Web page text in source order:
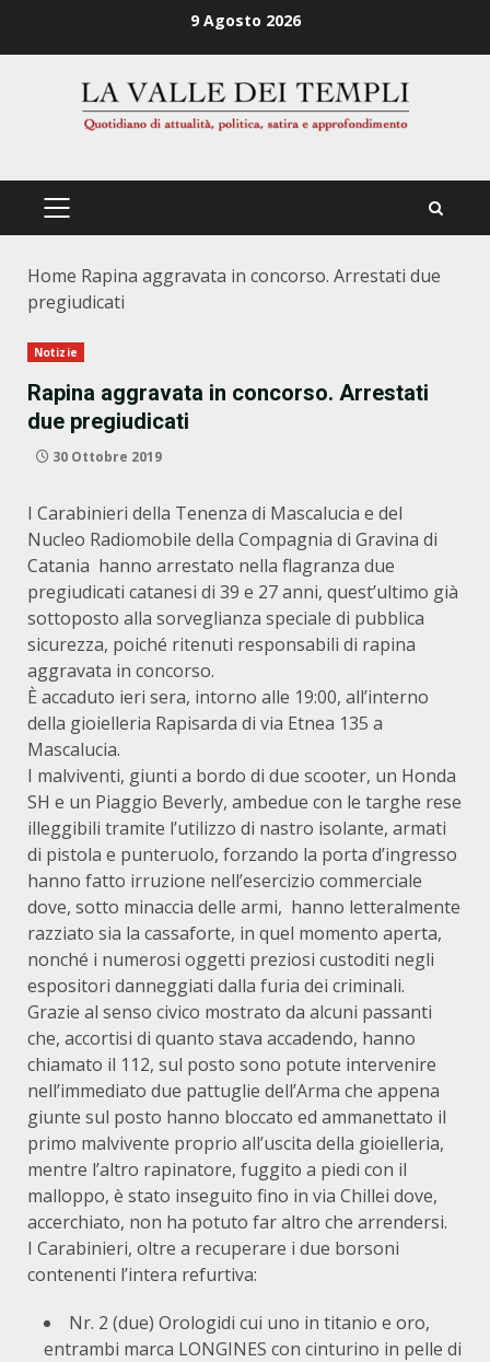
9 Agosto 2026
PRIMÄRES
Home Rapina aggravata in concorso. Arrestati due
pregiudicati
Notizie
Rapina aggravata in concorso. Arrestati
due pregiudicati
30 Ottobre 2019
I Carabinieri della Tenenza di Mascalucia e del
Nucleo Radiomobile della Compagnia di Gravina di
Catania hanno arrestato nella flagranza due
pregiudicati catanesi di 39 e 27 anni, quest’ultimo già
sottoposto alla sorveglianza speciale di pubblica
sicurezza, poiché ritenuti responsabili di rapina
aggravata in concorso.
È accaduto ieri sera, intorno alle 19:00, all’interno
della gioielleria Rapisarda di via Etnea 135 a
Mascalucia.
I malviventi, giunti a bordo di due scooter, un Honda
SH e un Piaggio Beverly, ambedue con le targhe rese
illeggibili tramite l’utilizzo di nastro isolante, armati
di pistola e punteruolo, forzando la porta d’ingresso
hanno fatto irruzione nell’esercizio commerciale
dove, sotto minaccia delle armi, hanno letteralmente
razziato sia la cassaforte, in quel momento aperta,
nonché i numerosi oggetti preziosi custoditi negli
espositori danneggiati dalla furia dei criminali.
Grazie al senso civico mostrato da alcuni passanti
che, accortisi di quanto stava accadendo, hanno
chiamato il 112, sul posto sono potute intervenire
nell’immediato due pattuglie dell’Arma che appena
giunte sul posto hanno bloccato ed ammanettato il
primo malvivente proprio all’uscita della gioielleria,
mentre l’altro rapinatore, fuggito a piedi con il
malloppo, è stato inseguito fino in via Chillei dove,
accerchiato, non ha potuto far altro che arrendersi.
I Carabinieri, oltre a recuperare i due borsoni
contenenti l’intera refurtiva:
Nr. 2 (due) Orologidi cui uno in titanio e oro,
entrambi marca LONGINES con cinturino in pelle di